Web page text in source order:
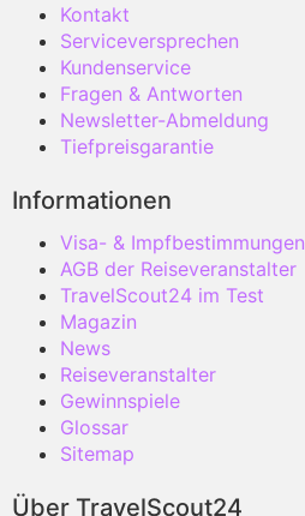
Kontakt
Serviceversprechen
Kundenservice
Fragen & Antworten
Newsletter-Abmeldung
Tiefpreisgarantie
Informationen
Visa- & Impfbestimmungen
AGB der Reiseveranstalter
TravelScout24 im Test
Magazin
News
Reiseveranstalter
Gewinnspiele
Glossar
Sitemap
Über TravelScout24